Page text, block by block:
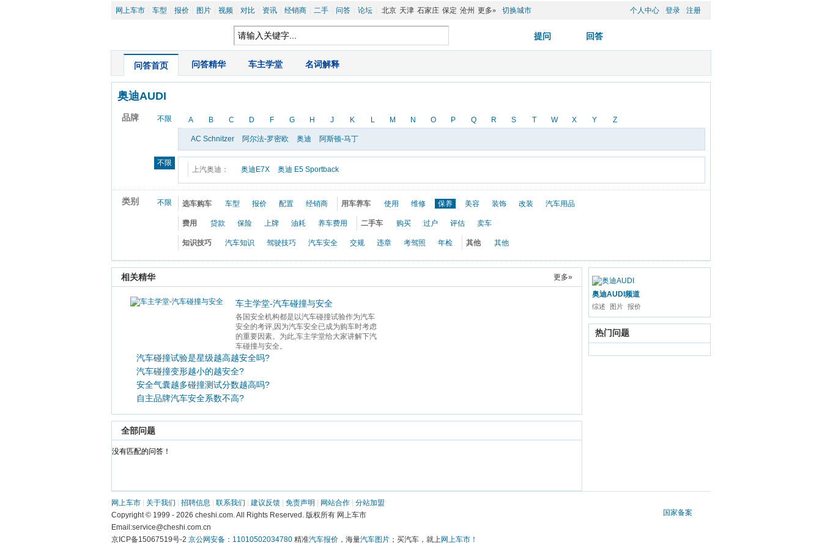
个人中心 登录 注册
网上车市 车型 报价 图片 视频 对比 资讯 经销商 二手 问答 论坛 北京 天津 石家庄 保定 沧州 更多» 切换城市
问答首页 问答精华 车主学堂 名词解释
奥迪AUDI
品牌 不限 A B C D F G H J K L M N O P Q R S T W X Y Z
AC Schnitzer 阿尔法-罗密欧 奥迪 阿斯顿-马丁
不限
上汽奥迪： 奥迪E7X 奥迪 E5 Sportback
类别 不限 选车购车 车型 报价 配置 经销商 用车养车 使用 维修 保养 美容 装饰 改装 汽车用品
费用 贷款 保险 上牌 油耗 养车费用 二手车 购买 过户 评估 卖车
知识技巧 汽车知识 驾驶技巧 汽车安全 交规 违章 考驾照 年检 其他 其他
更多»
相关精华
车主学堂-汽车碰撞与安全
各国安全机构都是以汽车碰撞试验作为汽车
安全的考评,因为汽车安全已成为购车时考虑
的重要因素。为此,车主学堂给大家讲解下汽
车碰撞与安全。
汽车碰撞试验是星级越高越安全吗?
汽车碰撞变形越小的越安全?
安全气囊越多碰撞测试分数越高吗?
自主品牌汽车安全系数不高?
全部问题
没有匹配的问答！
奥迪AUDI频道
综述 图片 报价
热门问题
国家备案
网上车市 关于我们 招聘信息 联系我们 建议反馈 免责声明 网站合作
分站加盟
Copyright © 1999 - 2026 cheshi.com. All Rights Reserved. 版权所有 网上车市
Email:service@cheshi.com.cn
京ICP备15067519号-2 京公网安备：11010502034780 精准汽车报价 ，海量汽车图片 ；买汽车，就上网上车市！